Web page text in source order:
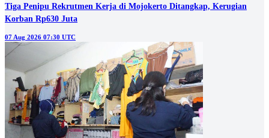
Tiga Penipu Rekrutmen Kerja di Mojokerto Ditangkap, Kerugian
Korban Rp630 Juta
07 Aug 2026 07:30 UTC